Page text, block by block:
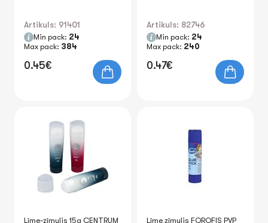
Artikuls: 91401
Min pack: 24
Max pack: 384
0.45€
Artikuls: 82746
Min pack: 24
Max pack: 240
0.47€
Līme-zīmulis 15g CENTRUM
Līme zīmulis FOROFIS PVP